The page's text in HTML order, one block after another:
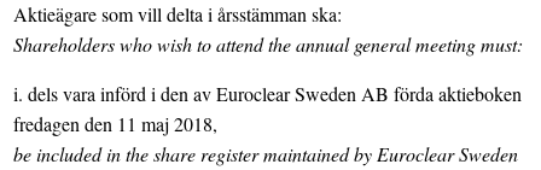
Aktieägare som vill delta i årsstämman ska:
Shareholders who wish to attend the annual general meeting must:
i. dels vara införd i den av Euroclear Sweden AB förda aktieboken
fredagen den 11 maj 2018,
be included in the share register maintained by Euroclear Sweden